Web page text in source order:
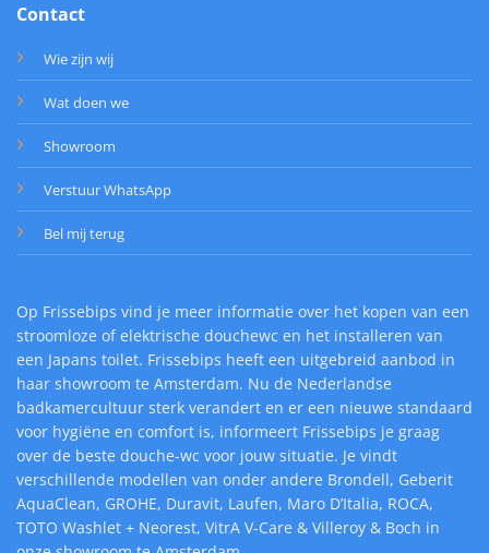
Contact
Wie zijn wij
Wat doen we
Showroom
Verstuur WhatsApp
Bel mij terug
Op Frissebips vind je meer informatie over het kopen van een
stroomloze of elektrische douchewc en het installeren van
een Japans toilet. Frissebips heeft een uitgebreid aanbod in
haar showroom te Amsterdam. Nu de Nederlandse
badkamercultuur sterk verandert en er een nieuwe standaard
voor hygiëne en comfort is, informeert Frissebips je graag
over de beste douche-wc voor jouw situatie. Je vindt
verschillende modellen van onder andere Brondell, Geberit
AquaClean, GROHE, Duravit, Laufen, Maro D’Italia, ROCA,
TOTO Washlet + Neorest, VitrA V-Care & Villeroy & Boch in